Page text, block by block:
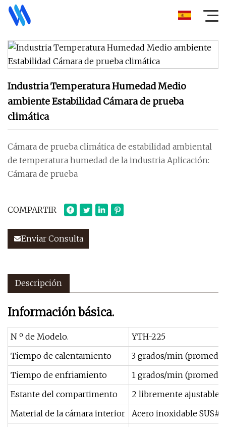
Industria Temperatura Humedad Medio
ambiente Estabilidad Cámara de prueba
climática
Cámara de prueba climática de estabilidad ambiental
de temperatura humedad de la industria Aplicación:
Cámara de prueba
COMPARTIR
Enviar Consulta
Descripción
Información básica.
N º de Modelo.
YTH-225
Tiempo de calentamiento
3 grados/min
Tiempo de enfriamiento
1 grados/min
Estante del compartimento
2 libremente ajustable
Material de la cámara interior
Acero inoxidable